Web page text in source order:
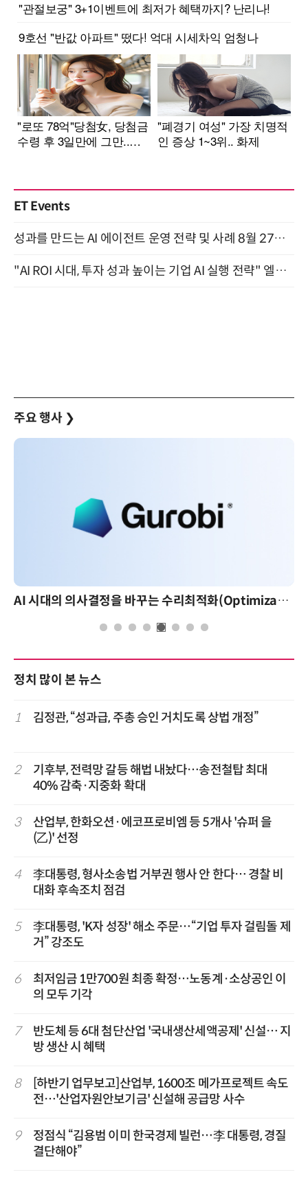
ET Events
성과를 만드는 AI 에이전트 운영 전략 및 사례 8월 27일 개최
"AI ROI 시대, 투자 성과 높이는 기업 AI 실행 전략" 엘타워 6층 (9월 18일)
주요 행사 ❯
AI 시대의 의사결정을 바꾸는 수리최적화(Optimization): 실제 산업 적용 사례와 활용 전략
정치 많이 본 뉴스
1 김정관, “성과급, 주총 승인 거치도록 상법 개정”
2
기후부, 전력망 갈등 해법 내놨다…송전철탑 최대
40% 감축·지중화 확대
3
산업부, 한화오션·에코프로비엠 등 5개사 '슈퍼 을
(乙)' 선정
4
李대통령, 형사소송법 거부권 행사 안 한다… 경찰 비
대화 후속조치 점검
5
李대통령, 'K자 성장' 해소 주문…“기업 투자 걸림돌 제
거” 강조도
6
최저임금 1만700원 최종 확정…노동계·소상공인 이
의 모두 기각
7
반도체 등 6대 첨단산업 '국내생산세액공제' 신설… 지
방 생산 시 혜택
8
[하반기 업무보고]산업부, 1600조 메가프로젝트 속도
전…'산업자원안보기금' 신설해 공급망 사수
9
정점식 “김용범 이미 한국경제 빌런…李 대통령, 경질
결단해야”